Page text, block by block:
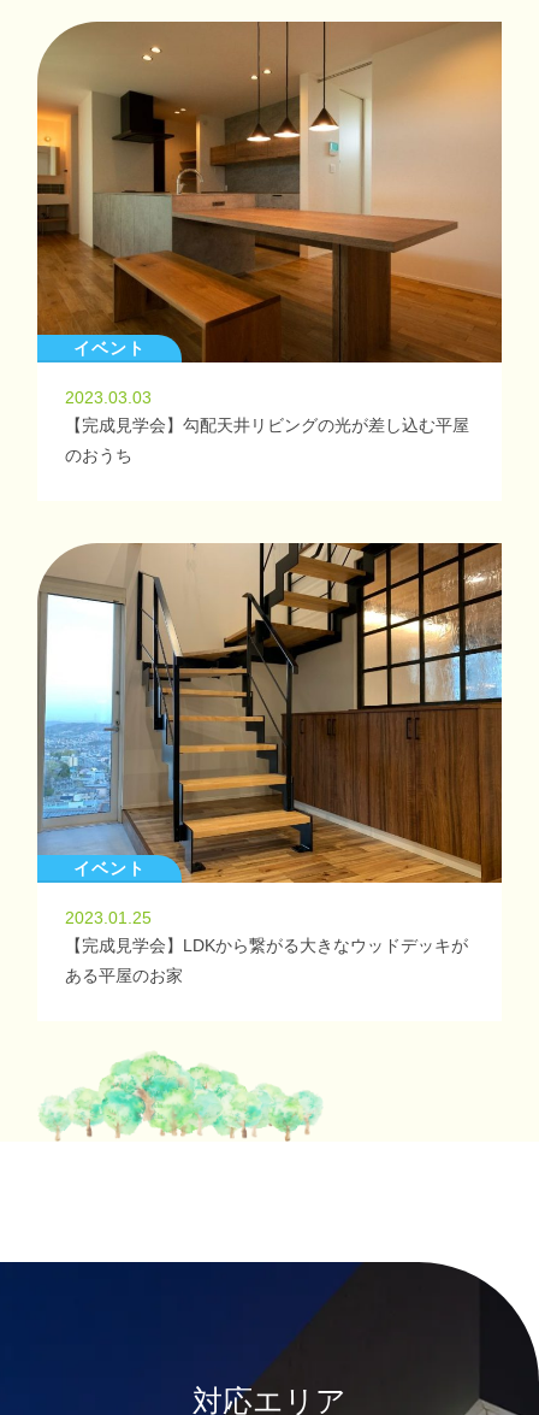
イベント
2023.03.03
【完成見学会】勾配天井リビングの光が差し込む平屋
のおうち
イベント
2023.01.25
【完成見学会】LDKから繋がる大きなウッドデッキが
ある平屋のお家
対応エ リ ア